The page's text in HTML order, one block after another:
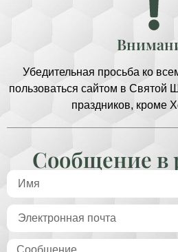
Убедительная просьба ко
пользоваться сайтом в Святой
праздников, кроме
Сообщение в